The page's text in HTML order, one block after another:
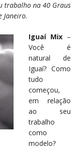
trabalho na 40 Graus
Janeiro.
Iguaí Mix –
Você é
natural de
Iguaí? Como
tudo
começou,
em relação
ao seu
trabalho
como
modelo?